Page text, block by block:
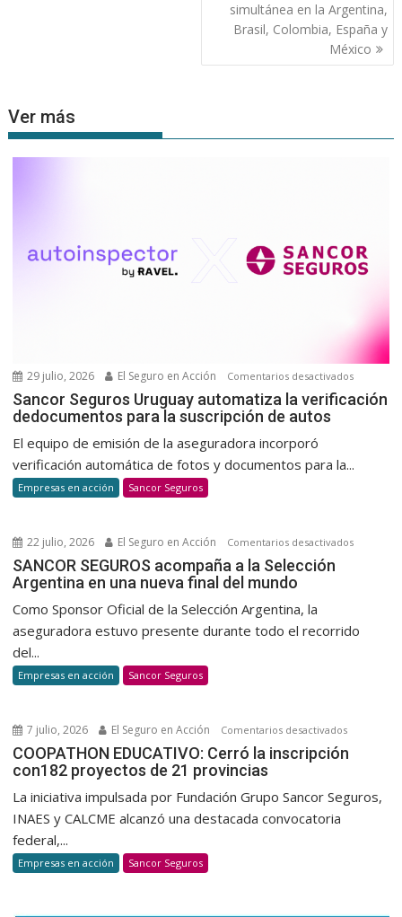
simultánea en la Argentina,
Brasil, Colombia, España y
México
Ver más
29 julio, 2026 El Seguro en Acción Comentarios desactivadosen
Sancor
la
Sancor Seguros Uruguay automatiza la verificación
dedocumentos para la suscripción de autos
El equipo de emisión de la aseguradora incorporó
verificación automática de fotos y documentos para la...
Empresas en acción Sancor Seguros
22 julio, 2026 El Seguro en Acción Comentarios desactivadosen
la
mundo
SANCOR SEGUROS acompaña a la Selección
Argentina en una nueva final del mundo
Como Sponsor Oficial de la Selección Argentina, la
aseguradora estuvo presente durante todo el recorrido
del...
Empresas en acción Sancor Seguros
7 julio, 2026 El Seguro en Acción Comentarios desactivadosen
la
COOPATHON EDUCATIVO: Cerró la inscripción
con182 proyectos de 21 provincias
La iniciativa impulsada por Fundación Grupo Sancor Seguros,
INAES y CALCME alcanzó una destacada convocatoria
federal,...
Empresas en acción Sancor Seguros